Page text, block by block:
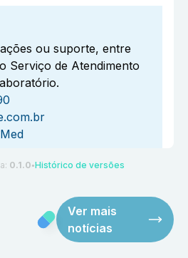
ou suporte, entre
Serviço de Atendimento
0.1.0 ●Histórico de versões
Ver mais
notícias